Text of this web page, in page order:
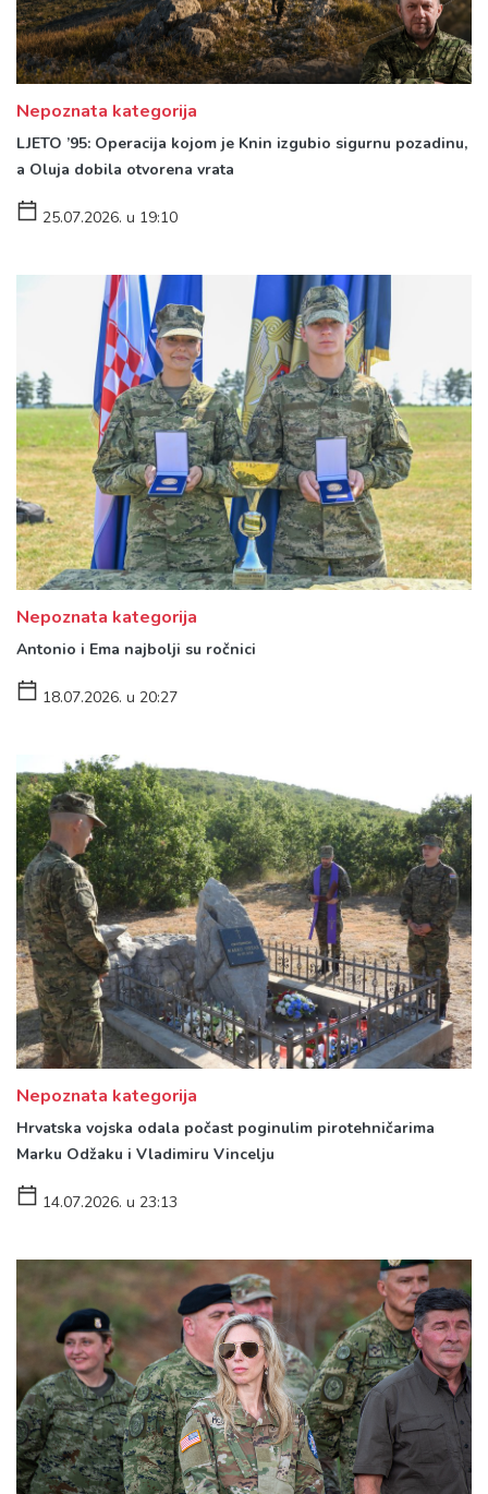
Nepoznata kategorija
LJETO ’95: Operacija kojom je Knin izgubio sigurnu pozadinu,
a Oluja dobila otvorena vrata
25.07.2026. u 19:10
Nepoznata kategorija
Antonio i Ema najbolji su ročnici
18.07.2026. u 20:27
Nepoznata kategorija
Hrvatska vojska odala počast poginulim pirotehničarima
Marku Odžaku i Vladimiru Vincelju
14.07.2026. u 23:13